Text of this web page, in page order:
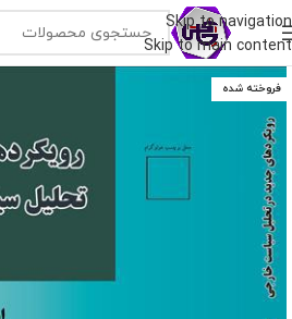
Skip to navigation
Skip to main content
فروخته شده